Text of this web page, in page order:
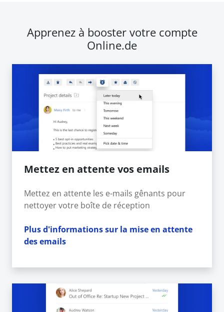
Apprenez à booster votre compte
Online.de
Mettez en attente vos emails
Mettez en attente les e-mails gênants pour
nettoyer votre boîte de réception
Plus d'informations sur la mise en attente
des emails